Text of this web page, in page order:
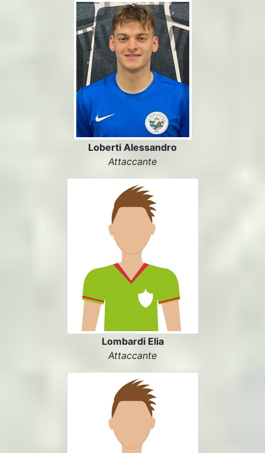
Loberti Alessandro
Attaccante
Lombardi Elia
Attaccante